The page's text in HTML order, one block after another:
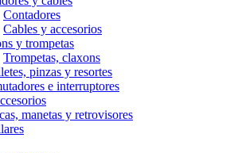
Contadores
Cables y accesorios
y trompetas
Trompetas, claxons
pinzas y resortes
e interruptores
manetas y retrovisores